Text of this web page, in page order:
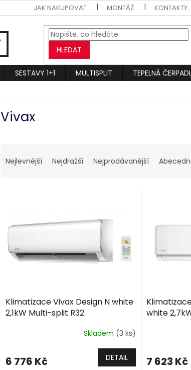
JAK NAKUPOVAT MONTÁŽ KONTAKTY
HLEDAT
SESTAVY 1+1 MULTISPLIT TEPELNÁ
Vivax
aNejlevnější Nejdražší Nejprodávanější
Klimatizace Vivax Design N white
2,1kW Multi-split R32
Skladem (3 ks)
6 776 Kč DETAIL
white
7 623 Kč